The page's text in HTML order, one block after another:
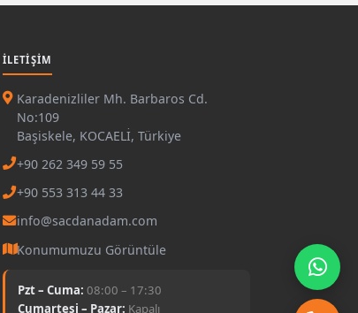
İLETIŞIM
Karadenizliler Mh. Barbaros Cd.
No:109
Başiskele, KOCAELİ, Türkiye
+90 262 349 59 55
+90 553 313 44 33
info@sacdanadam.com
Konumumuzu Görüntüle
Pzt – Cuma: 08:00 – 17:30
Cumartesi – Pazar: Kapalı